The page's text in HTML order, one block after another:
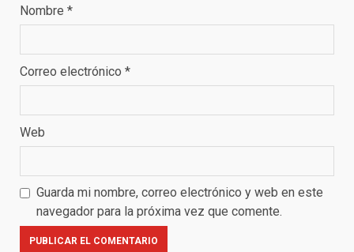
Nombre *
Correo electrónico *
Web
Guarda mi nombre, correo electrónico y web en este
navegador para la próxima vez que comente.